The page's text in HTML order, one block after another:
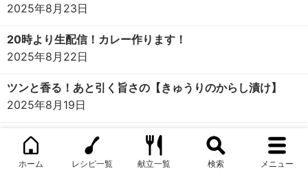
2025年8月23日
20時より生配信！カレー作ります！
2025年8月22日
ツンと香る！あと引く旨さの【きゅうりのからし漬け】
2025年8月19日
久々のラジオ出演！
2025年8月18日
ホーム レシピ一覧 献立一覧 検索 メニュー